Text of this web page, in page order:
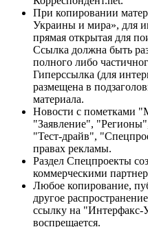
При копировании
Украины и мира», для
прямая открытая для
Ссылка должна быть
полного либо
Гиперссылка (для
размещена в
материала.
Новости с пометками
"Заявление",
"Тест-драйв",
правах рекламы.
Раздел Спецпроекты
коммерческими
Любое копирование,
другое
ссылку на "Интерфакс-
воспрещается.